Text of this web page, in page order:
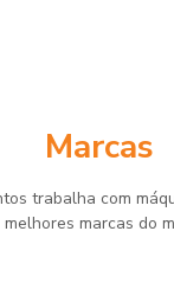
Marcas
trabalha com
melhores marcas do